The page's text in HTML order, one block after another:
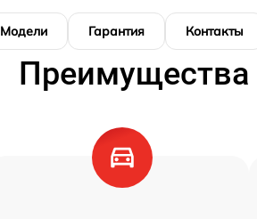
Модели Гарантия Контакты
Преимущества